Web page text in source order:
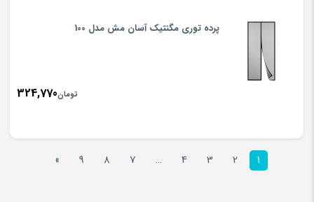
پرده توری مگنتیک آسان مش مدل 100
تومان324,770
1
2
3
4
…
7
8
9
»